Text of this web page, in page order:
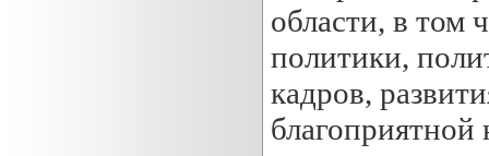
области, в том
политики,
кадров,
благоприятной